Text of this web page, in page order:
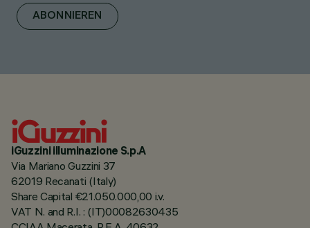
ABONNIEREN
iGuzzini illuminazione S.p.A
Via Mariano Guzzini 37
62019 Recanati (Italy)
Share Capital €21.050.000,00 i.v.
VAT N. and R.I. : (IT)00082630435